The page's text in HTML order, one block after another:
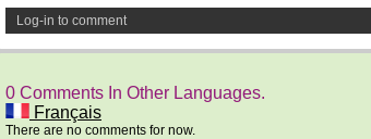
Log-in to comment
0 Comments In Other Languages.
Français
There are no comments for now.